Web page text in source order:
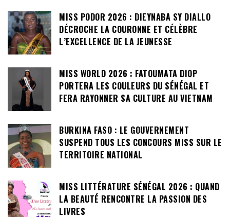
MISS PODOR 2026 : DIEYNABA SY DIALLO
DÉCROCHE LA COURONNE ET CÉLÈBRE
L’EXCELLENCE DE LA JEUNESSE
MISS WORLD 2026 : FATOUMATA DIOP
PORTERA LES COULEURS DU SÉNÉGAL ET
FERA RAYONNER SA CULTURE AU VIETNAM
BURKINA FASO : LE GOUVERNEMENT
SUSPEND TOUS LES CONCOURS MISS SUR LE
TERRITOIRE NATIONAL
MISS LITTÉRATURE SÉNÉGAL 2026 : QUAND
LA BEAUTÉ RENCONTRE LA PASSION DES
LIVRES